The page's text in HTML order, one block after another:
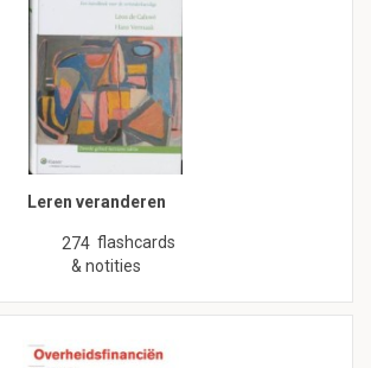
Leren veranderen
274 flashcards
& notities